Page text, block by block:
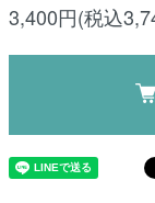
3,400円(税込